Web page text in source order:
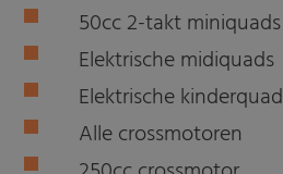
50cc 2-takt miniquads
Elektrische midiquads
Elektrische kinderquad
Alle crossmotoren